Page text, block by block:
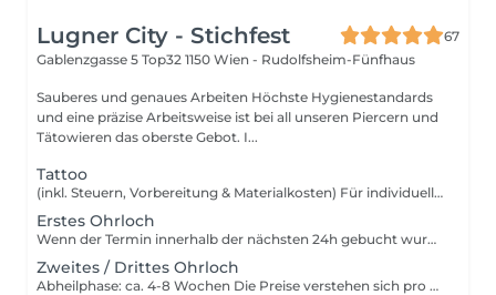
Lugner City - Stichfest
67
Gablenzgasse 5 Top32 1150 Wien - Rudolfsheim-Fünfhaus
Sauberes und genaues Arbeiten Höchste Hygienestandards
und eine präzise Arbeitsweise ist bei all unseren Piercern und
Tätowieren das oberste Gebot. I...
Tattoo
(inkl. Steuern, Vorbereitung & Materialkosten) Für individuell angefertigte Tattoos, wird der dafür notwendige Zeitaufwand und die Kreativleistung verrechnet. Die Kosten dafür werden dem Kunden beim Beratungsgespräch mitgeteilt. Tattoo-Preise richten sich nach: Miet- & Stromkosten Telefon & Internet Sozialversicherung & Finanzamt Werbekosten Unbedenklichkeitsnachweis, Fortbildungen & Schulungen Materialkosten für sterile Einwegprodukte Abzüglich aller oben erwähnter Ausgaben, sollte auch noch ein Lohn für den Tätowierer übrigbleiben. Teilweise Stundenlange Konzentration, um etwas zu schaffen, das ein Leben lang bleibt.
Erstes Ohrloch
Wenn der Termin innerhalb der nächsten 24h gebucht wurde, gilt nicht mehr der Aktionspreis, sondern der reguläre Preis. https://www.tattoo-piercing.at/galerie/piercings/ Abheilphase: ca. 4 - 8 Wochen Die Preise verstehen sich pro Piercing. Es werden weder Nerven, noch Akupunkturpunkte beschädigt und es fallen auch keine Körperteile ab. Der richtige Winkel, das passende Material und die sterile/hygienische Arbeit sind deshalb Grundvoraussetzung. Nach dem Piercingvorgang ist die richtige Piercingpflege unbedingt zu berücksichtigen. Eine Nachkontrolle ist nach 8-12 Wochen empfohlen.
Zweites / Drittes Ohrloch
Abheilphase: ca. 4-8 Wochen Die Preise verstehen sich pro Piercing. Es werden weder Nerven, noch Akupunkturpunkte beschädigt und es fallen auch keine Körperteile ab. Der richtige Winkel, das passende Material und die sterile/hygienische Arbeit sind deshalb Grundvoraussetzung. Nach dem Piercingvorgang ist die richtige Piercingpflege unbedingt zu berücksichtigen. Eine Nachkontrolle ist nach 8-12 Wochen empfohlen.